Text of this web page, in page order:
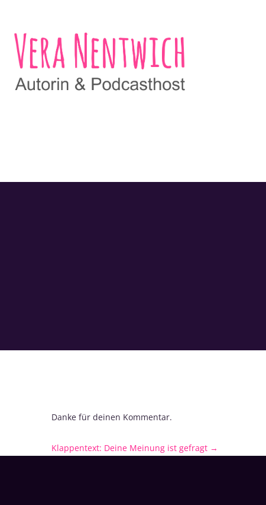
Danke für deinen Kommentar.
Klappentext: Deine Meinung ist gefragt →